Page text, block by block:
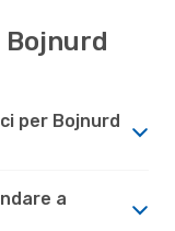
per Bojnurd
a